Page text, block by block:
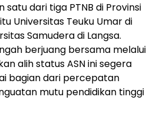
satu dari tiga PTNB di Provinsi
Universitas Teuku Umar di
Samudera di Langsa.
berjuang bersama melalui
alih status ASN ini segera
bagian dari percepatan
mutu pendidikan tinggi